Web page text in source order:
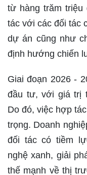
từ hàng trăm
tác với các đối tác
dự án cũng như
định hướng chiến
Giai đoạn 2026 -
đầu tư, với giá trị
Do đó, việc hợp
trọng. Doanh
đối tác có tiềm
nghệ xanh, giải
thế mạnh về thị